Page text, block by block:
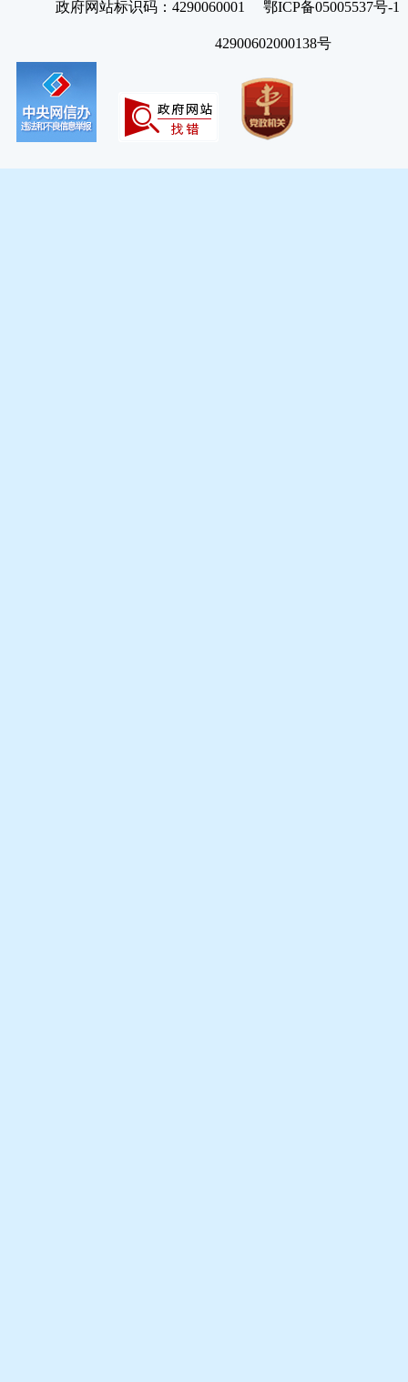
政府网站标识码：4290060001 鄂ICP备05005537号
42900602000138号